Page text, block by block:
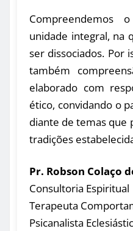
Compreendemos
unidade integral, na
ser dissociados. Por
também
elaborado com
ético, convidando o
diante de temas que
tradições
Pr. Robson Colaço
Consultoria Espiritual
Terapeuta
Psicanalista